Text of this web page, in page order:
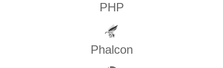
PHP
Phalcon